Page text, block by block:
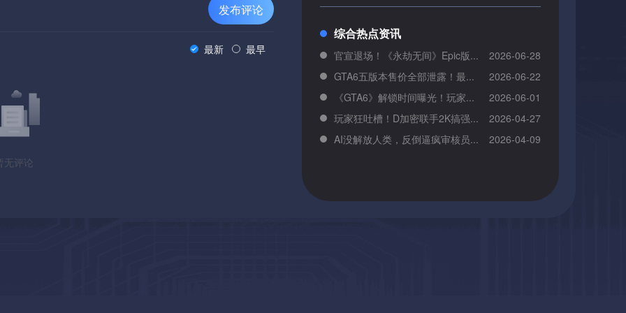
发布评论
最新 最早
无评论
综合热点资讯
官宣退场！《永劫无间》Epic版...
2026-06-28
GTA6五版本售价全部泄露！最...
2026-06-22
《GTA6》解锁时间曝光！玩家...
2026-06-01
玩家狂吐槽！D加密联手2K搞强...
2026-04-27
AI没解放人类，反倒逼疯审核员...
2026-04-09